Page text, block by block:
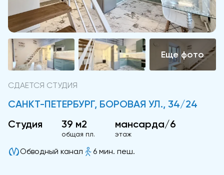
СДАЕТСЯ СТУДИЯ
САНКТ-ПЕТЕРБУРГ, БОРОВАЯ УЛ., 34/24
Студия
39 м2
общая пл.
мансарда/6
этаж
Обводный канал 6 мин. пеш.